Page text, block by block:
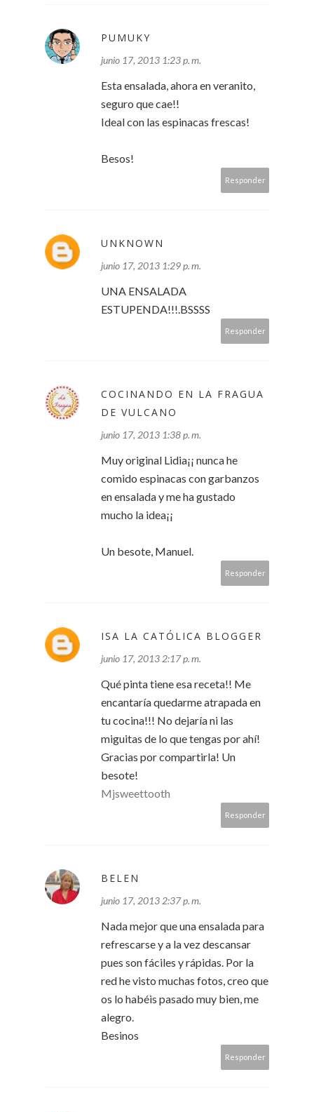
PUMUKY
junio 17, 2013 1:23 p. m.
Esta ensalada, ahora en veranito,
seguro que cae!!
Ideal con las espinacas frescas!
Besos!
Responder
UNKNOWN
junio 17, 2013 1:29 p. m.
UNA ENSALADA
ESTUPENDA!!!.BSSSS
Responder
COCINANDO EN LA FRAGUA
DE VULCANO
junio 17, 2013 1:38 p. m.
Muy original Lidia¡¡ nunca he
comido espinacas con garbanzos
en ensalada y me ha gustado
mucho la idea¡¡
Un besote, Manuel.
Responder
ISA LA CATÓLICA BLOGGER
junio 17, 2013 2:17 p. m.
Qué pinta tiene esa receta!! Me
encantaría quedarme atrapada en
tu cocina!!! No dejaría ni las
miguitas de lo que tengas por ahí!
Gracias por compartirla! Un
besote!
Mjsweettooth
Responder
BELEN
junio 17, 2013 2:37 p. m.
Nada mejor que una ensalada para
refrescarse y a la vez descansar
pues son fáciles y rápidas. Por la
red he visto muchas fotos, creo que
os lo habéis pasado muy bien, me
alegro.
Besinos
Responder